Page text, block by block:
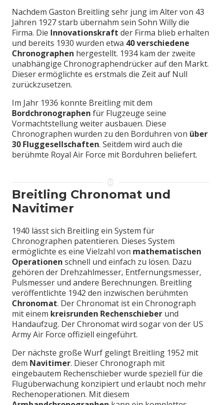
Nachdem Gaston Breitling sehr jung im Alter von 43
Jahren 1927 starb übernahm sein Sohn Willy die
Firma. Die Innovationskraft der Firma blieb erhalten
und bereits 1930 wurden etwa 40 verschiedene
Chronographen hergestellt. 1934 kam der zweite
unabhängige Chronographendrücker auf den Markt.
Dieser ermöglichte es erstmals die Zeit auf Null
zurückzusetzen.
Im Jahr 1936 konnte Breitling mit dem
Bordchronographen für Flugzeuge seine
Vormachtstellung weiter ausbauen. Diese
Chronographen wurden zu den Borduhren von über
30 Fluggesellschaften. Seitdem wird auch die
berühmte Royal Air Force mit Borduhren beliefert.
Breitling Chronomat und
Navitimer
1940 lässt sich Breitling ein System für
Chronographen patentieren. Dieses System
ermöglichte es eine Vielzahl von mathematischen
Operationen schnell und einfach zu lösen. Dazu
gehören der Drehzahlmesser, Entfernungsmesser,
Pulsmesser und andere Berechnungen. Breitling
veröffentlichte 1942 den inzwischen berühmten
Chronomat. Der Chronomat ist ein Chronograph
mit einem kreisrunden Rechenschieber und
Handaufzug. Der Chronomat wird sogar von der US
Army Air Force offiziell eingeführt.
Der nächste große Wurf gelingt Breitling 1952 mit
dem Navitimer. Dieser Chronograph mit
eingebautem Rechenschieber wurde speziell für die
Flugüberwachung konzipiert und erlaubt noch mehr
Rechenoperationen. Mit diesem